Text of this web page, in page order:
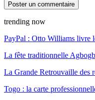
trending now
PayPal : Otto Williams livre
La fête traditionnelle
La Grande Retrouvaille des
Togo : la carte